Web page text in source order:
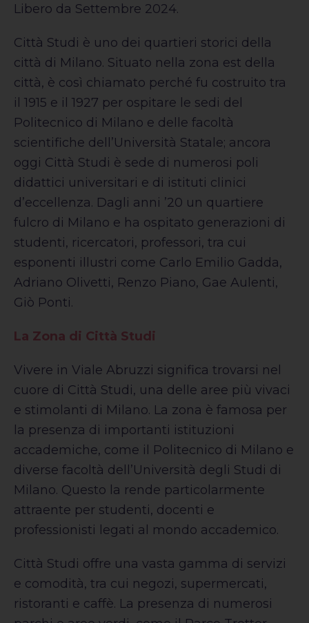
Libero da Settembre 2024.
Città Studi è uno dei quartieri storici della
città di Milano. Situato nella zona est della
città, è così chiamato perché fu costruito tra
il 1915 e il 1927 per ospitare le sedi del
Politecnico di Milano e delle facoltà
scientifiche dell’Università Statale; ancora
oggi Città Studi è sede di numerosi poli
didattici universitari e di istituti clinici
d’eccellenza. Dagli anni ’20 un quartiere
fulcro di Milano e ha ospitato generazioni di
studenti, ricercatori, professori, tra cui
esponenti illustri come Carlo Emilio Gadda,
Adriano Olivetti, Renzo Piano, Gae Aulenti,
Giò Ponti.
La Zona di Città Studi
Vivere in Viale Abruzzi significa trovarsi nel
cuore di Città Studi, una delle aree più vivaci
e stimolanti di Milano. La zona è famosa per
la presenza di importanti istituzioni
accademiche, come il Politecnico di Milano e
diverse facoltà dell’Università degli Studi di
Milano. Questo la rende particolarmente
attraente per studenti, docenti e
professionisti legati al mondo accademico.
Città Studi offre una vasta gamma di servizi
e comodità, tra cui negozi, supermercati,
ristoranti e caffè. La presenza di numerosi